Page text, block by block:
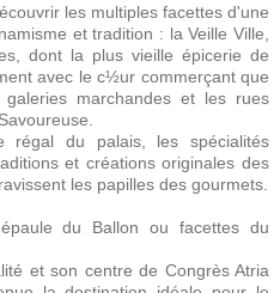
les multiples facettes d'une
et tradition : la Veille Ville,
dont la plus vieille épicerie de
avec le c½ur commerçant que
marchandes et les rues
du palais, les spécialités
et créations originales des
les papilles des gourmets.
du Ballon ou facettes du
et son centre de Congrès Atria